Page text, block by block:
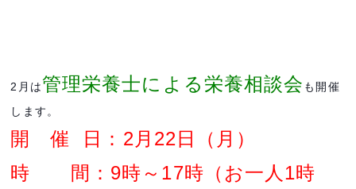
2月は管理栄養士による栄養相談会 も開 催
します。
開 催 日：2月22日（月）
時 間：9時～17時（お一人1時